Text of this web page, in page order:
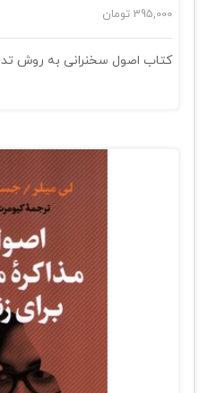
395,000 تومان
کتاب اصول سخنرانی به روش تد